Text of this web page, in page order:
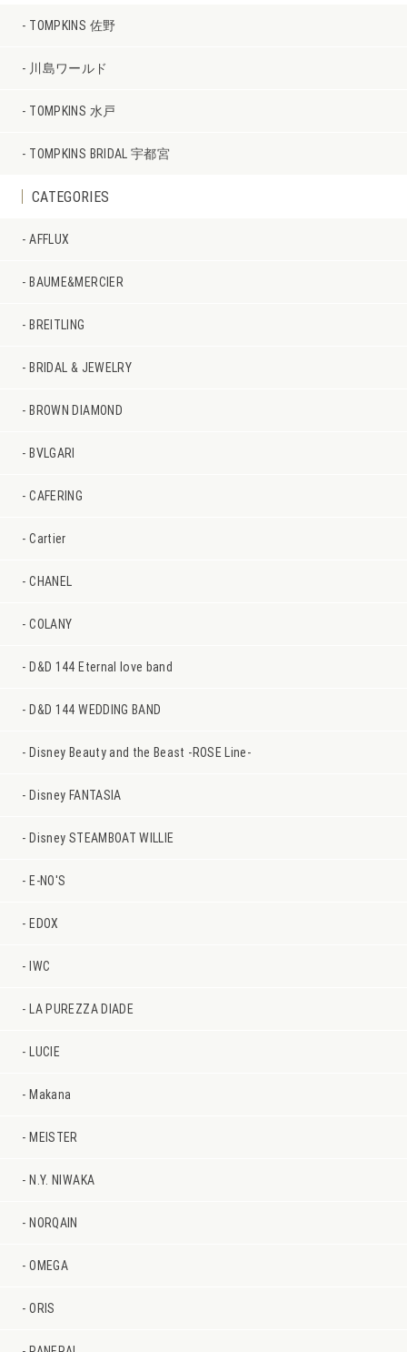
TOMPKINS 佐野
川島ワールド
TOMPKINS 水戸
TOMPKINS BRIDAL 宇都宮
CATEGORIES
AFFLUX
BAUME&MERCIER
BREITLING
BRIDAL & JEWELRY
BROWN DIAMOND
BVLGARI
CAFERING
Cartier
CHANEL
COLANY
D&D 144 Eternal love band
D&D 144 WEDDING BAND
Disney Beauty and the Beast -ROSE Line-
Disney FANTASIA
Disney STEAMBOAT WILLIE
E-NO'S
EDOX
IWC
LA PUREZZA DIADE
LUCIE
Makana
MEISTER
N.Y. NIWAKA
NORQAIN
OMEGA
ORIS